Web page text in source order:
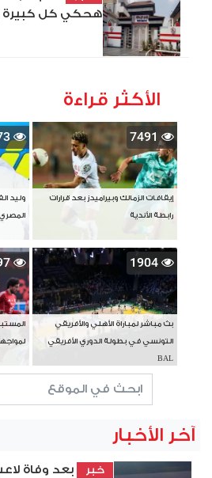
هحكي كل كبيرة
الأكثر قراءة
7491
إيقافات الزمالك وبيراميدز بعد قرارات
رابطة الأندية
وليد
1904
بث مباشر لمباراة الأهلي والأفريقي
التونسي في بطولة الدوري الأفريقي
BAL
آخر الأخبار
خبر
بعد وفاة